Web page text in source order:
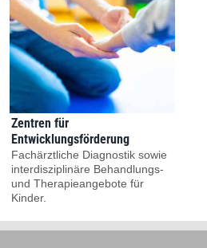
Über uns
Kontakt
Information in English
Leichter Lesen
Zentren für
Entwicklungsförderung
Fachärztliche Diagnostik sowie
interdisziplinäre Behandlungs-
und Therapieangebote für
Kinder.